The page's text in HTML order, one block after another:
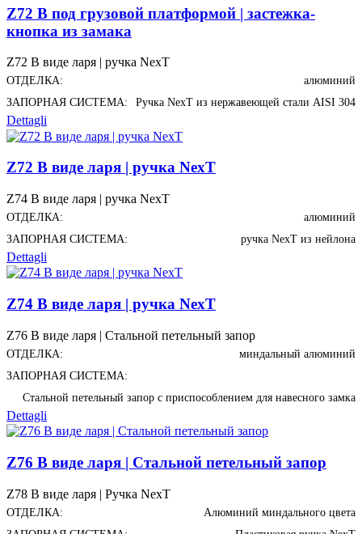
Z72 В под грузовой платформой | застежка-
кнопка из замака
Z72 В виде ларя | ручка NexT
ОТДЕЛКА:
алюминий
ЗАПОРНАЯ СИСТЕМА:
Ручка NexT из нержавеющей стали AISI 304
Dettagli
Z72 В виде ларя | ручка NexT
Z74 В виде ларя | ручка NexT
ОТДЕЛКА:
алюминий
ЗАПОРНАЯ СИСТЕМА:
ручка NexT из нейлона
Dettagli
Z74 В виде ларя | ручка NexT
Z76 В виде ларя | Стальной петельный запор
ОТДЕЛКА:
миндальный алюминий
ЗАПОРНАЯ СИСТЕМА:
Стальной петельный запор с приспособлением для навесного замка
Dettagli
Z76 В виде ларя | Стальной петельный запор
Z78 В виде ларя | Ручка NexT
ОТДЕЛКА:
Алюминий миндального цвета